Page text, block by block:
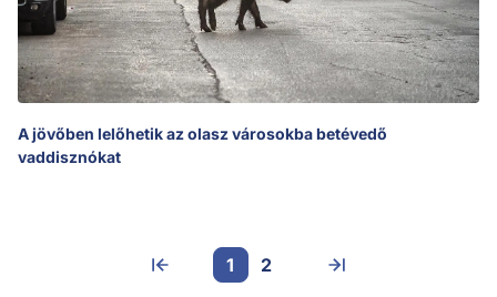
A jövőben lelőhetik az olasz városokba betévedő
vaddisznókat
1 2